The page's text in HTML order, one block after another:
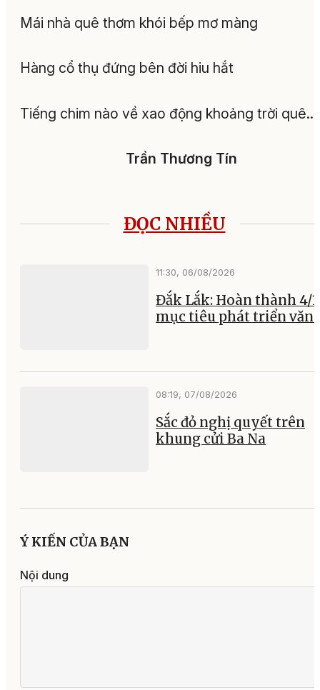
Mái nhà quê thơm khói bếp mơ màng
Hàng cổ thụ đứng bên đời hiu hắt
Tiếng chim nào về xao động khoảng trời quê…
Trần Thương Tín
ĐỌC NHIỀU
11:30, 06/08/2026
Đắk Lắk: Hoàn thành 4/
mục tiêu phát triển văn
08:19, 07/08/2026
Sắc đỏ nghị quyết trên
khung cửi Ba Na
Ý KIẾN CỦA BẠN
Nội dung